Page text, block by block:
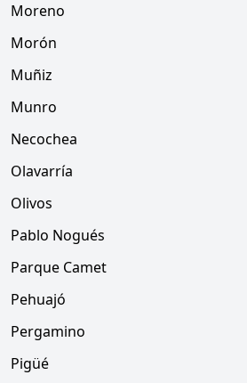
Moreno
Morón
Muñiz
Munro
Necochea
Olavarría
Olivos
Pablo Nogués
Parque Camet
Pehuajó
Pergamino
Pigüé